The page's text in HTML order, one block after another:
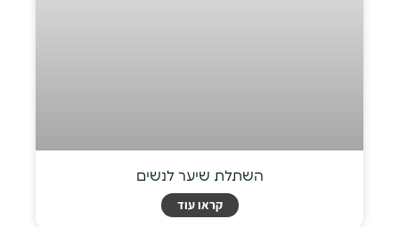
השתלת שיער לנשים
קראו עוד